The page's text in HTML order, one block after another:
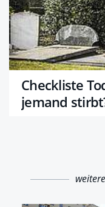
Checkliste
jemand